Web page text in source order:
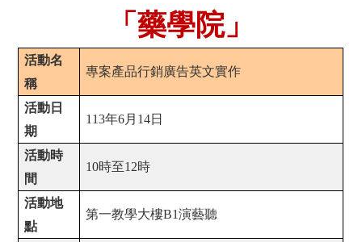
「藥學院」
活動名
稱
專案產品行銷廣告英文實作
活動日
期
113年6月 14日
活動時
間
10時至12時
活動地
點
第一教學大樓B1演藝聽